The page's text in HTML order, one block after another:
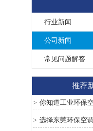
行业新闻
公司新闻
常见问题解答
推荐
> 你知道工业环保
吗？这些坑一定要
> 选择东莞环保空